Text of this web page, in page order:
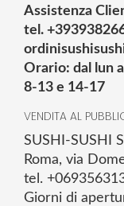
Assistenza
tel.
Orario: dal lun
8-13 e 14-17
VENDITA AL
SUSHI-SUSHI
Roma, via
tel.
Giorni di